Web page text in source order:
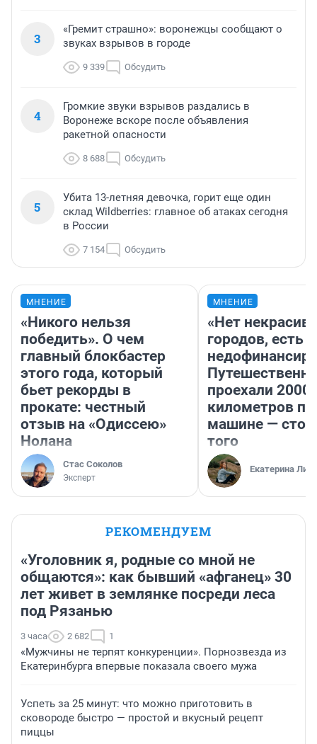
3
«Гремит страшно»: воронежцы сообщают о
звуках взрывов в городе
9 339 Обсудить
4
Громкие звуки взрывов раздались в
Воронеже вскоре после объявления
ракетной опасности
8 688 Обсудить
5
Убита 13-летняя девочка, горит еще один
склад Wildberries: главное об атаках сегодня
в России
7 154 Обсудить
МНЕНИЕ
«Никого нельзя
победить». О чем
главный блокбастер
этого года, который
бьет рекорды в
прокате: честный
отзыв на «Одиссею»
Нолана
Стас Соколов
Эксперт
МНЕНИЕ
«Нет
городов, есть
проехали 2000
километров по
машине —
того
Екатерина
РЕКОМЕНДУЕМ
«Уголовник я, родные со мной не
общаются»: как бывший «афганец» 30
лет живет в землянке посреди леса
под Рязанью
3 часа 2 682 1
«Мужчины не терпят конкуренции». Порнозвезда из
Екатеринбурга впервые показала своего мужа
Успеть за 25 минут: что можно приготовить в
сковороде быстро — простой и вкусный рецепт
пиццы